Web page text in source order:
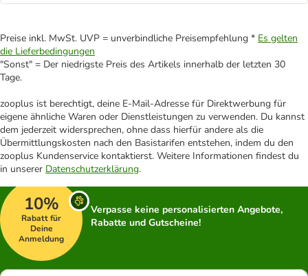
Preise inkl. MwSt. UVP = unverbindliche Preisempfehlung * Es gelten
die Lieferbedingungen
"Sonst" = Der niedrigste Preis des Artikels innerhalb der letzten 30
Tage.
zooplus ist berechtigt, deine E-Mail-Adresse für Direktwerbung für
eigene ähnliche Waren oder Dienstleistungen zu verwenden. Du kannst
dem jederzeit widersprechen, ohne dass hierfür andere als die
Übermittlungskosten nach den Basistarifen entstehen, indem du den
zooplus Kundenservice kontaktierst. Weitere Informationen findest du
in unserer Datenschutzerklärung.
10%
Rabatt für
Deine
Anmeldung
Verpasse keine personalisierten Angebote,
Rabatte und Gutscheine!